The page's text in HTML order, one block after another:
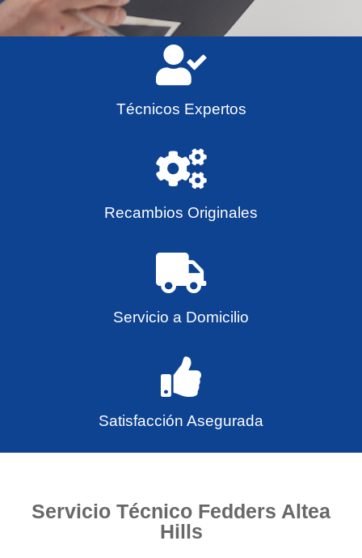
Técnicos Expertos
Recambios Originales
Servicio a Domicilio
Satisfacción Asegurada
Servicio Técnico Fedders Altea
Hills